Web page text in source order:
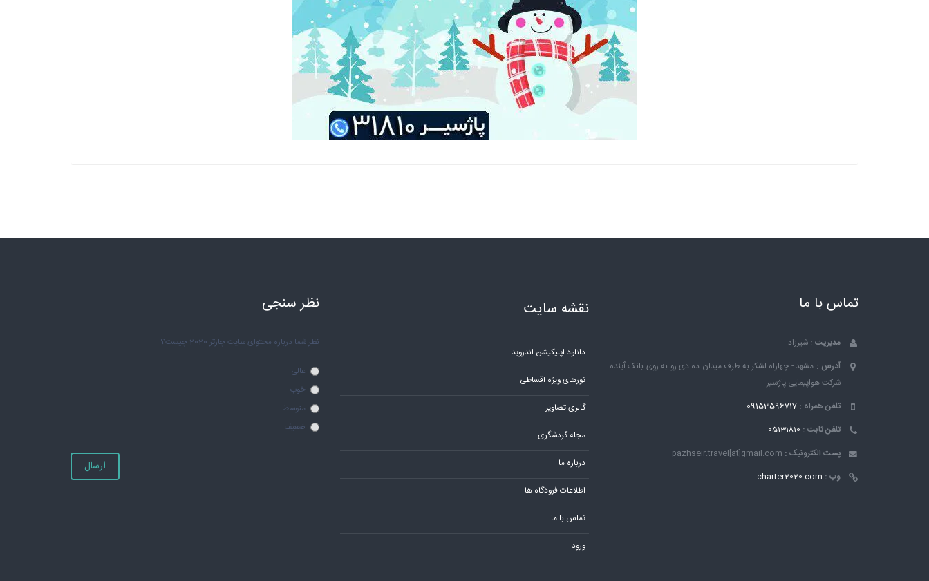
تماس با ما
مدیریت : شیرزاد
آدرس : مشهد - چهاراه لشکر به طرف میدان ده دی رو به روی بانک ٱینده
شرکت هواپیمایی پاژسیر
تلفن همراه : 09153596717
تلفن ثابت : 05131810
پست الکترونیک : pazhseir.travel[at]gmail.com
وب : charter2020.com
نقشه سایت
دانلود اپلیکیشن اندروید
تورهای ویژه اقساطی
گالری تصاویر
مجله گردشگری
درباره ما
اطلاعات فرودگاه ها
تماس با ما
ورود
نظر سنجی
نظر شما درباره محتوای سایت چارتر 2020 چیست؟
عالی
خوب
متوسط
ضعیف
ارسال